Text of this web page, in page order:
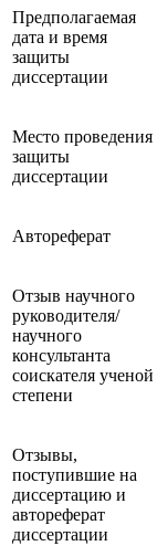
Предполагаемая
дата и время
защиты
диссертации
Место проведения
защиты
диссертации
Автореферат
Отзыв научного
руководителя/
научного
консультанта
соискателя ученой
степени
Отзывы,
поступившие на
диссертацию и
автореферат
диссертации